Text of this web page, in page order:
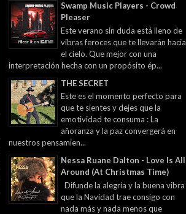
Swamp Music Players - Crowd
Pleaser
Este verano sin duda está lleno de
vibras feroces que te llevarán hacia
el cielo. Que mejor con una
interpretación hecha con un propósito ép...
THE SECRET
Este es el momento perfecto para
que te sientes y dejes que la
emotividad te consuma : La
añoranza y la paz convergerá en
nuestros pensamien...
Nessa Ruane Dalton - Love Is All
Around (At Christmas Time)
Difunde la alegría y la buena vibra
que la Navidad trae consigo con
nada más y nada menos que